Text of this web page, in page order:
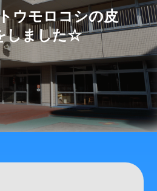
モロコシの皮
しました☆